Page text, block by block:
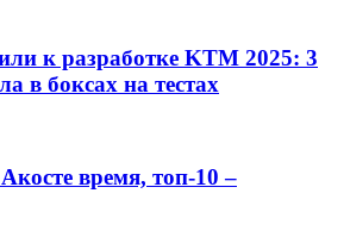
к разработке KTM 2025: 3
в боксах на тестах
время, топ-10 –